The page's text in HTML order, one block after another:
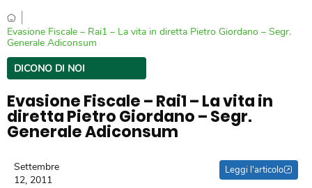
Evasione Fiscale – Rai1 – La vita in diretta Pietro Giordano – Segr.
Generale Adiconsum
DICONO DI NOI
Evasione Fiscale – Rai1 – La vita in
diretta Pietro Giordano – Segr.
Generale Adiconsum
Settembre
12, 2011
Leggi l'articolo